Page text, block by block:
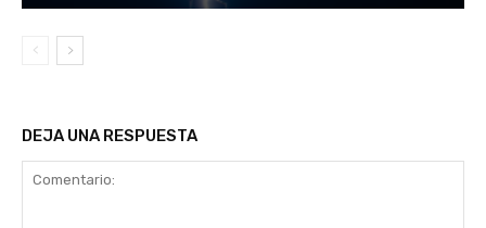
DEJA UNA RESPUESTA